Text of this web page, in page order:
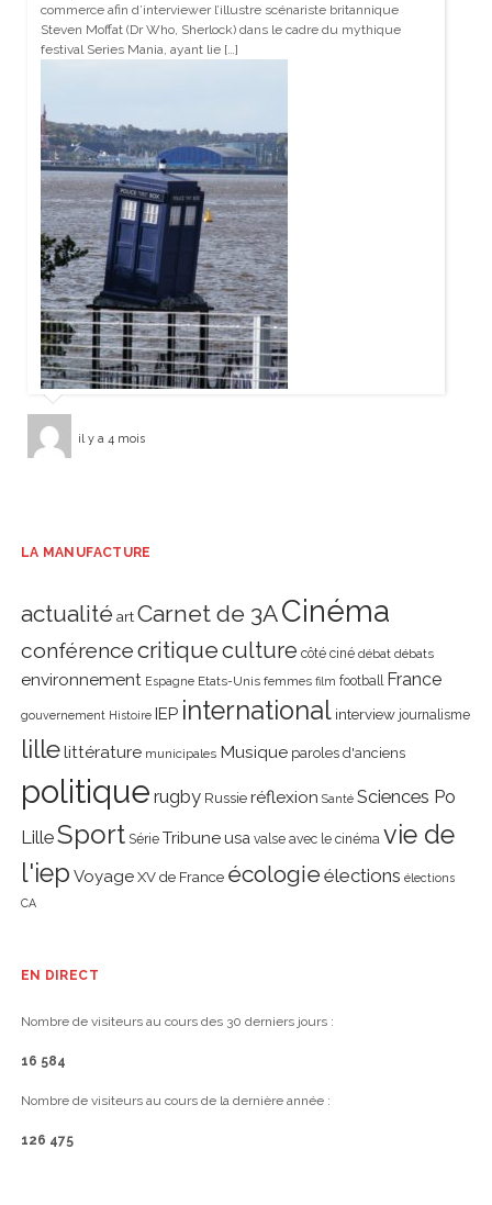
commerce afin d’interviewer l’illustre scénariste britannique
Steven Moffat (Dr Who, Sherlock) dans le cadre du mythique
festival Series Mania, ayant lie […]
il y a 4 mois
LA MANUFACTURE
actualité art Carnet de 3ACinéma
conférencecritiqueculture côté ciné débat débats
environnement Espagne Etats-Unis femmes film football France
gouvernement Histoire IEP international interview journalisme
lillelittérature municipales Musique paroles d'anciens
politique rugby Russie réflexion Santé Sciences Po
LilleSport Série Tribune usa valse avec le cinéma vie de
l'iep Voyage XV de France écologie élections élections
CA
EN DIRECT
Nombre de visiteurs au cours des 30 derniers jours :
16 584
Nombre de visiteurs au cours de la dernière année :
126 475